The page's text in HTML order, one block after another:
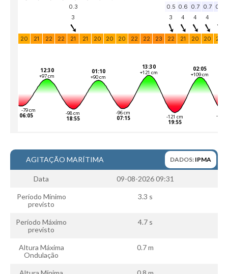
Contactos
AGITAÇÃO MARÍTIMA DADOS: IPMA
Data 09-08-2026 09:31
Período Mínimo
previsto
3.3 s
Período Máximo
previsto
4.7 s
Altura Máxima
Ondulação
0.7 m